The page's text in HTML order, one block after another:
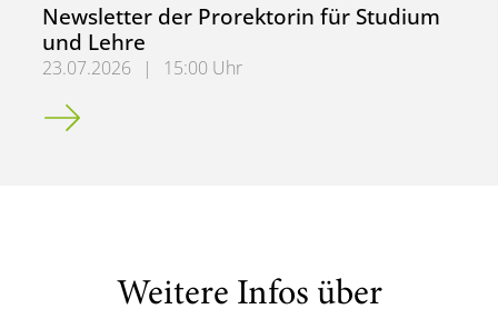
Newsletter der Prorektorin für Studium
und Lehre
23.07.2026 |
15:00 Uhr
Newsletter der Prorektorin für Studium und Lehre
Weitere Infos über